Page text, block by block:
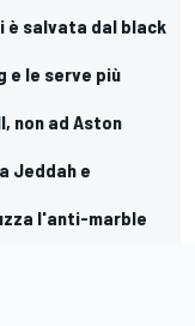
è salvata dal black
e le serve più
non ad Aston
Jeddah e
l'anti-marble